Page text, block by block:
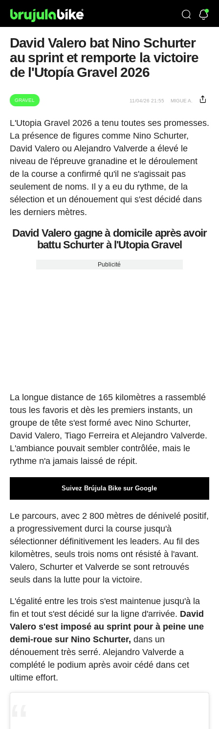
David Valero bat Nino Schurter
au sprint et remporte la victoire
de l'Utopía Gravel 2026
GRAVEL 11/04/26 21:55 MIGUE A.
L'Utopia Gravel 2026 a tenu toutes ses promesses.
La présence de figures comme Nino Schurter,
David Valero ou Alejandro Valverde a élevé le
niveau de l'épreuve granadine et le déroulement
de la course a confirmé qu'il ne s'agissait pas
seulement de noms. Il y a eu du rythme, de la
sélection et un dénouement qui s'est décidé dans
les derniers mètres.
David Valero gagne à domicile après avoir
battu Schurter à l'Utopia Gravel
Publicité
La longue distance de 165 kilomètres a rassemblé
tous les favoris et dès les premiers instants, un
groupe de tête s'est formé avec Nino Schurter,
David Valero, Tiago Ferreira et Alejandro Valverde.
L'ambiance pouvait sembler contrôlée, mais le
rythme n'a jamais laissé de répit.
Suivez Brújula Bike sur Google
Le parcours, avec 2 800 mètres de dénivelé positif,
a progressivement durci la course jusqu'à
sélectionner définitivement les leaders. Au fil des
kilomètres, seuls trois noms ont résisté à l'avant.
Valero, Schurter et Valverde se sont retrouvés
seuls dans la lutte pour la victoire.
L'égalité entre les trois s'est maintenue jusqu'à la
fin et tout s'est décidé sur la ligne d'arrivée. David
Valero s'est imposé au sprint pour à peine une
demi-roue sur Nino Schurter, dans un
dénouement très serré. Alejandro Valverde a
complété le podium après avoir cédé dans cet
ultime effort.